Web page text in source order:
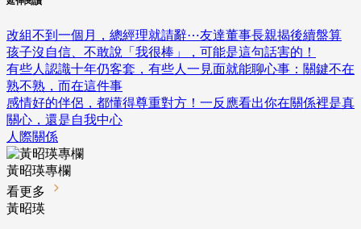
改組不到一個月，總經理就請辭⋯友達董事長親揭後續盤算
孩子沒自信、不敢說「我很棒」，可能是這句話害的！
有些人認識十年仍客套，有些人一見面就能聊心事：關鍵不在
熟不熟，而在這件事
感情好的伴侶，都懂得尊重對方！一反應看出你在關係裡是真
關心，還是自我中心
人際關係
黃昭瑛專欄
看更多
黃昭瑛